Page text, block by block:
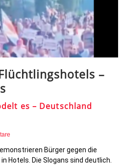
–
es – Deutschland
Bürger gegen die
Hotels. Die Slogans sind deutlich.